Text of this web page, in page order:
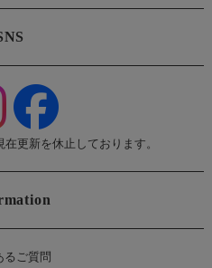
更新を休止しております。
るご質問